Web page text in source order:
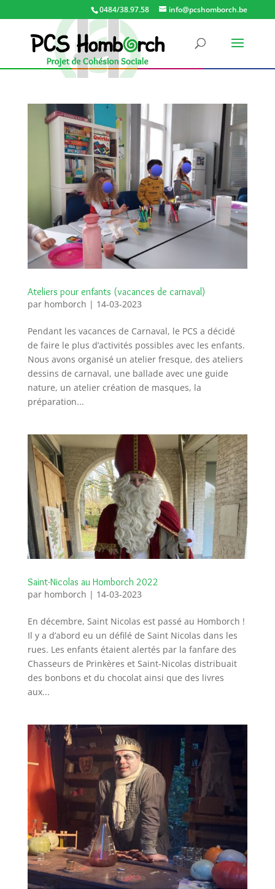
0484/38.97.58 info@pcshomborch.be
Ateliers pour enfants (vacances de carnaval)
par homborch | 14-03-2023
Pendant les vacances de Carnaval, le PCS a décidé
de faire le plus d’activités possibles avec les enfants.
Nous avons organisé un atelier fresque, des ateliers
dessins de carnaval, une ballade avec une guide
nature, un atelier création de masques, la
préparation...
Saint-Nicolas au Homborch 2022
par homborch | 14-03-2023
En décembre, Saint Nicolas est passé au Homborch !
Il y a d’abord eu un défilé de Saint Nicolas dans les
rues. Les enfants étaient alertés par la fanfare des
Chasseurs de Prinkères et Saint-Nicolas distribuait
des bonbons et du chocolat ainsi que des livres
aux...